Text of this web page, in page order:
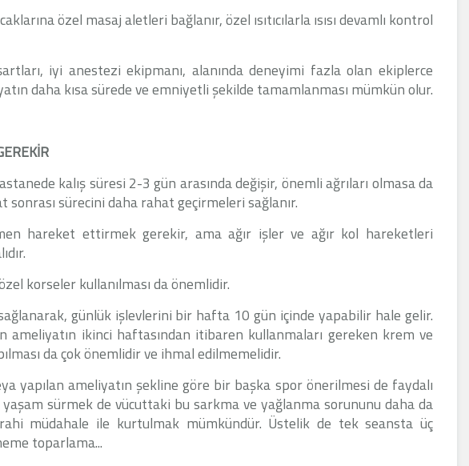
özel masaj aletleri bağlanır, özel ısıtıcılarla ısısı devamlı kontrol
iyi anestezi ekipmanı, alanında deneyimi fazla olan ekiplerce
daha kısa sürede ve emniyetli şekilde tamamlanması mümkün olur.
kalış süresi 2-3 gün arasında değişir, önemli ağrıları olmasa da
sonrası sürecini daha rahat geçirmeleri sağlanır.
hareket ettirmek gerekir, ama ağır işler ve ağır kol hareketleri
korseler kullanılması da önemlidir.
sağlanarak, günlük işlevlerini bir hafta 10 gün içinde yapabilir hale gelir.
ikinci haftasından itibaren kullanmaları gereken krem ve
da çok önemlidir ve ihmal edilmemelidir.
yapılan ameliyatın şekline göre bir başka spor önerilmesi de faydalı
sürmek de vücuttaki bu sarkma ve yağlanma sorununu daha da
müdahale ile kurtulmak mümkündür. Üstelik de tek seansta üç
toparlama...